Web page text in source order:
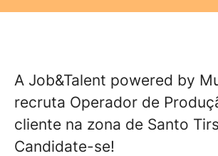
A Job&Talent powered by
recruta Operador de
cliente na zona de Santo
Candidate-se!